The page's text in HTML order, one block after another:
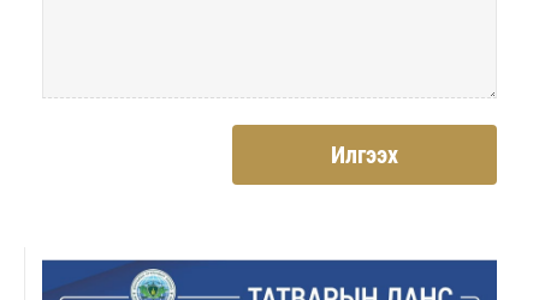
Илгээх